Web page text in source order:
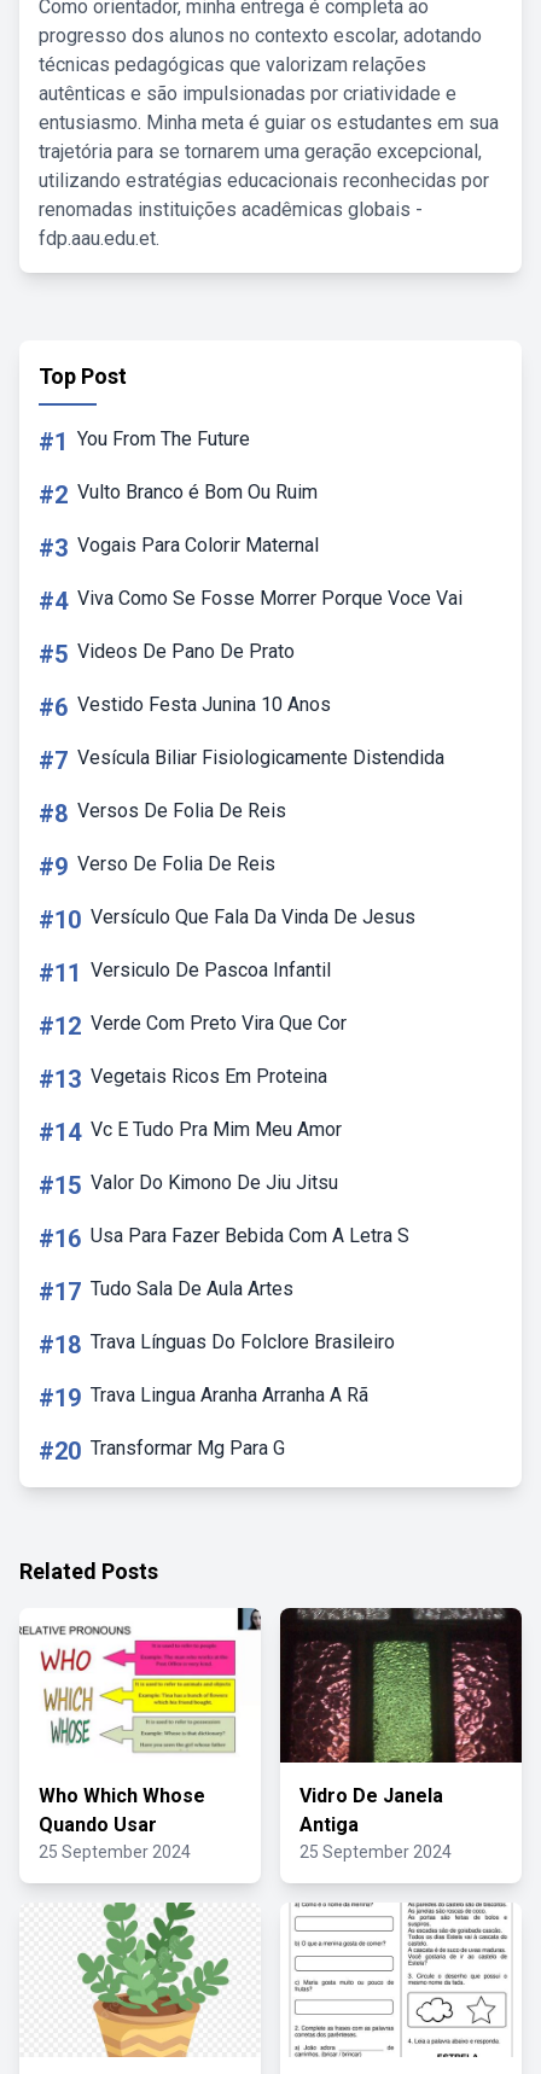
Como orientador, minha entrega é completa ao
progresso dos alunos no contexto escolar, adotando
técnicas pedagógicas que valorizam relações
autênticas e são impulsionadas por criatividade e
entusiasmo. Minha meta é guiar os estudantes em sua
trajetória para se tornarem uma geração excepcional,
utilizando estratégias educacionais reconhecidas por
renomadas instituições acadêmicas globais -
fdp.aau.edu.et.
Top Post
#1 You From The Future
#2 Vulto Branco é Bom Ou Ruim
#3 Vogais Para Colorir Maternal
#4 Viva Como Se Fosse Morrer Porque Voce Vai
#5 Videos De Pano De Prato
#6 Vestido Festa Junina 10 Anos
#7 Vesícula Biliar Fisiologicamente Distendida
#8 Versos De Folia De Reis
#9 Verso De Folia De Reis
#10 Versículo Que Fala Da Vinda De Jesus
#11 Versiculo De Pascoa Infantil
#12 Verde Com Preto Vira Que Cor
#13 Vegetais Ricos Em Proteina
#14 Vc E Tudo Pra Mim Meu Amor
#15 Valor Do Kimono De Jiu Jitsu
#16 Usa Para Fazer Bebida Com A Letra S
#17 Tudo Sala De Aula Artes
#18 Trava Línguas Do Folclore Brasileiro
#19 Trava Lingua Aranha Arranha A Rã
#20 Transformar Mg Para G
Related Posts
Who Which Whose
Quando Usar
25 September 2024
Vidro De Janela
Antiga
25 September 2024